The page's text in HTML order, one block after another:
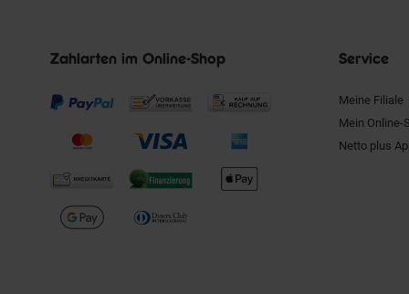
Zahlarten im Online-Shop Service
Meine Filiale
Mein Online-
Netto plus